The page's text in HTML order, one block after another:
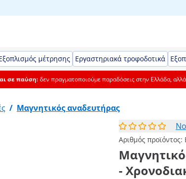
μέτρησης Εργαστηριακά τροφοδοτικά
σε παύση: δεν πραγματοποιούμε παραδόσεις στην Ελλάδα,
/ Μαγνητικός αναδευτήρας
Αριθμός προϊόντος:
-